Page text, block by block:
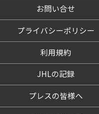
お問い合せ
プライバシーポリシー
利用規約
JHLの記録
プレスの皆様へ